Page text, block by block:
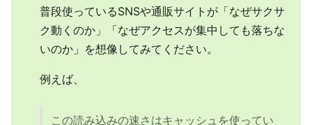
普段使っているSNSや通販サイトが「なぜサクサ
ク動くのか」「なぜアクセスが集中しても落ちな
いのか」を想像してみてください。
例えば、
この読み込みの速さはキャッシュを使ってい